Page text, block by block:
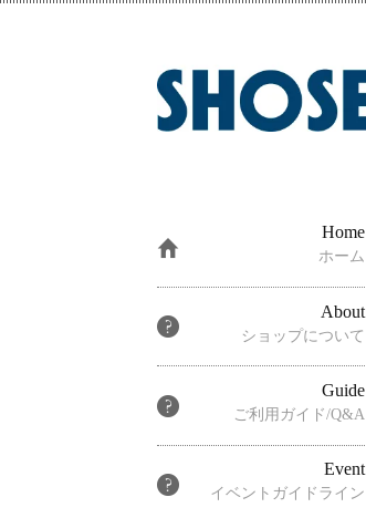
Home
ホーム
About
ショップについて
Guide
ご利用ガイド/Q&A
Event
イベントガイドライン